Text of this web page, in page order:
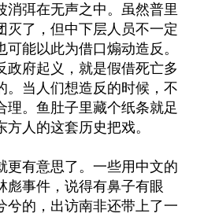
消弭在无声之中。虽然普里
灭了，但中下层人员不一定
能以此为借口煽动造反。
政府起义，就是假借死亡多
。当人们想造反的时候，不
理。鱼肚子里藏个纸条就足
人的这套历史把戏。
更有意思了。一些用中文的
彪事件，说得有鼻子有眼
兮的，出访南非还带上了一